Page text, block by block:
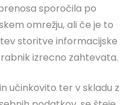
sporočila po
omrežju, ali če je to
storitve informacijske
izrecno zahtevata.
učinkovito ter v skladu z